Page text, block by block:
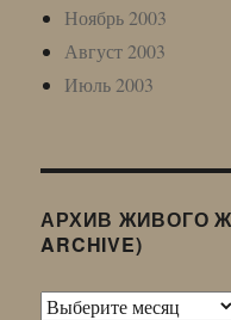
Ноябрь 2003
Август 2003
Июль 2003
АРХИВ ЖИВОГО
ARCHIVE)
Архив